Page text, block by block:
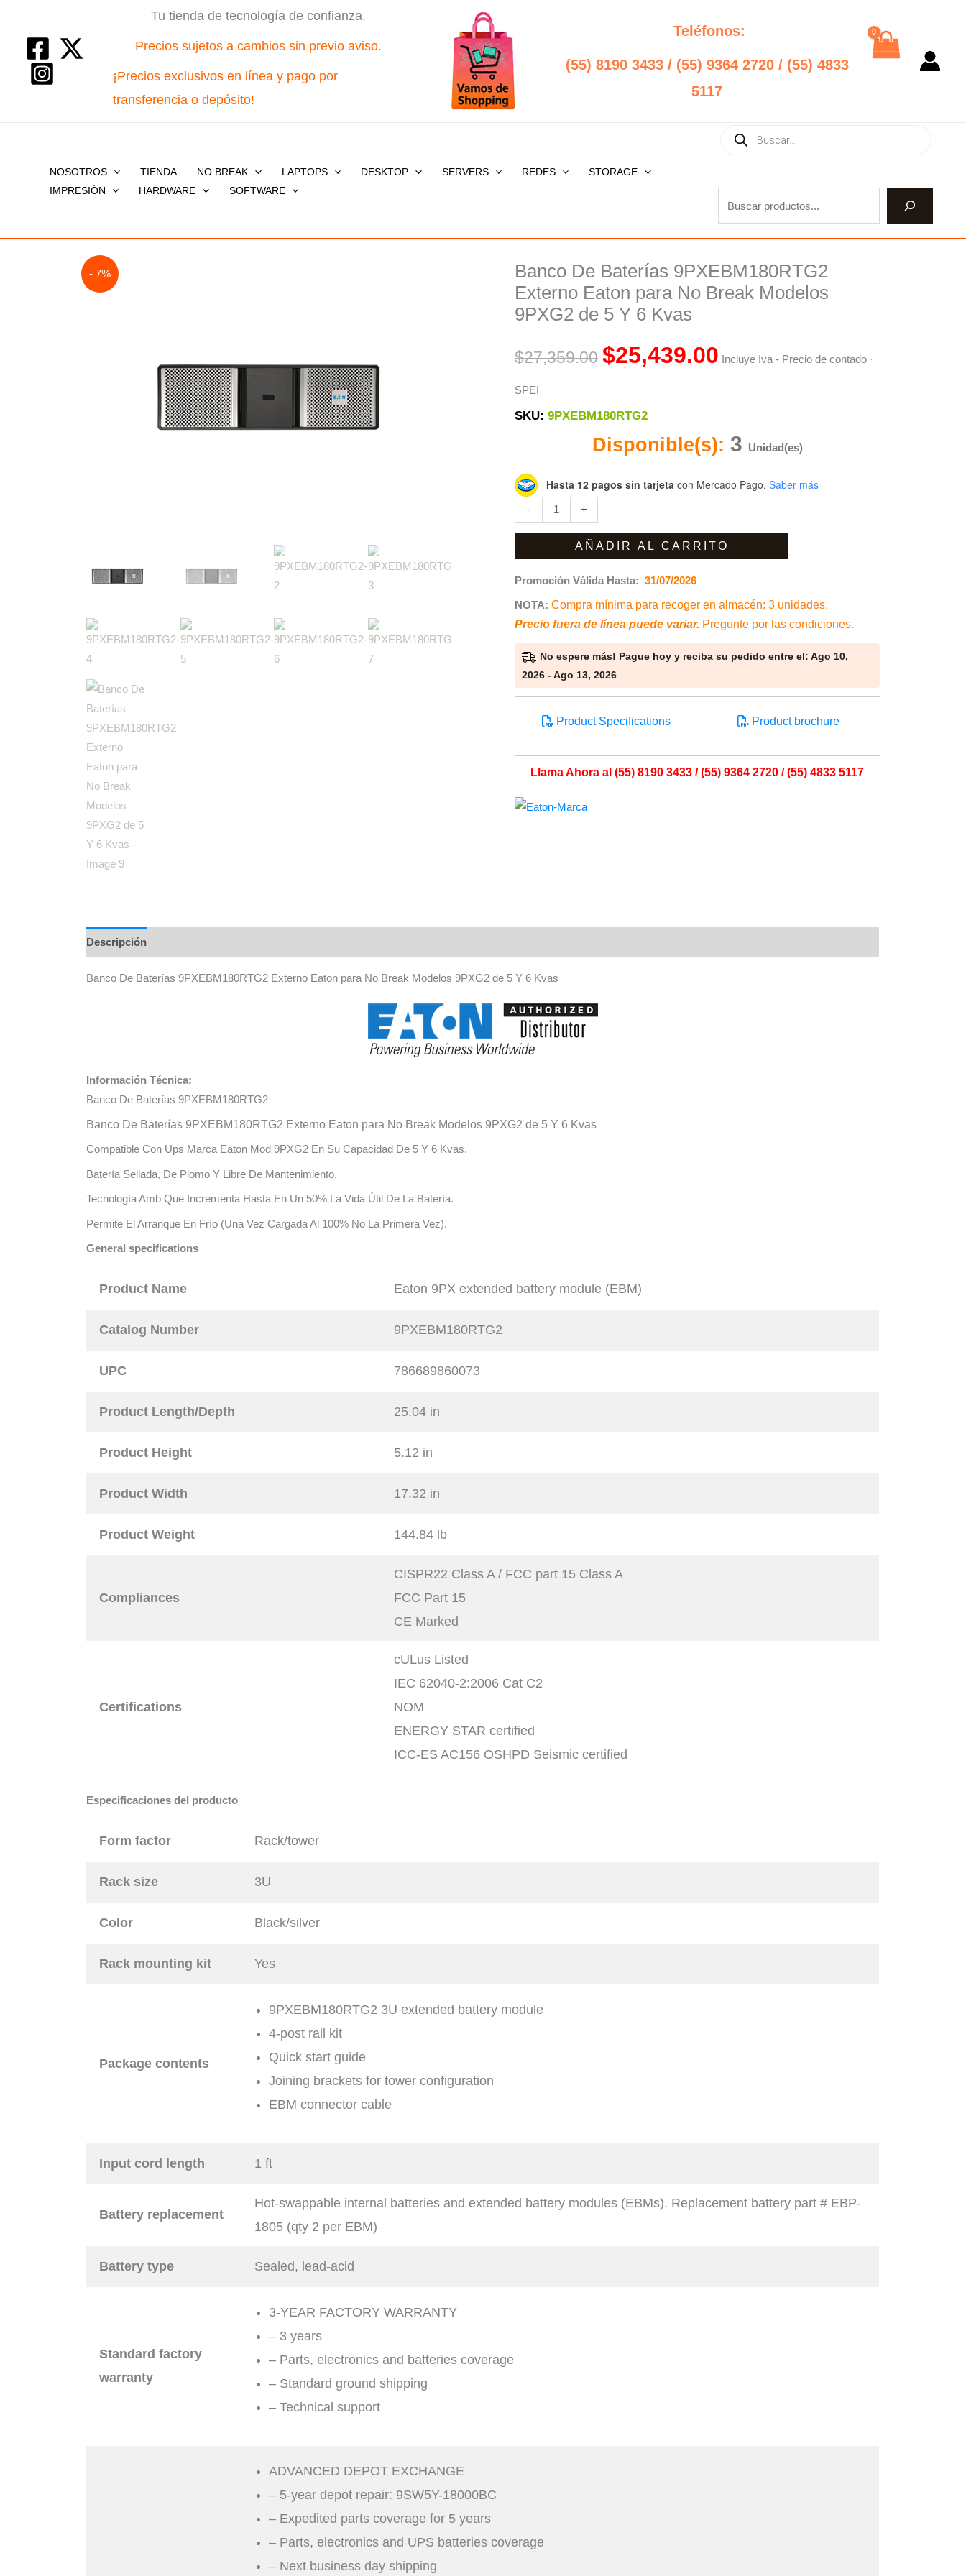
contenido
Tu tienda de tecnología de confianza.
Precios sujetos a cambios sin previo aviso.
¡Precios exclusivos en línea y pago por
transferencia o depósito!
Teléfonos:
(55) 8190 3433 / (55) 9364 2720 / (55) 4833
5117
NOSOTROS TIENDA NO BREAK LAPTOPS DESKTOP SERVERS REDES
STORAGE
IMPRESIÓN
HARDWARE SOFTWARE
search
Buscar
- 7%
Banco De Baterías 9PXEBM180RTG2
Externo Eaton para No Break Modelos
9PXG2 de 5 Y 6 Kvas
$27,359.00
Original
price
$27,359.00.
$25,439.00
Current
price
$25,439.00.
Incluye Iva - Precio de contado ·
SPEI
SKU:9PXEBM180RTG2
Disponible(s): 3 Unidad(es)
Hasta 12 pagos sin tarjeta con Mercado Pago. Saber más
-
Banco
De
Baterías
Eaton
para
de
Y
Kvas
cantidad
+
AÑADIR AL CARRITO
Promoción Válida Hasta: 31/07/2026
NOTA: Compra mínima para recoger en almacén: 3 unidades.
Precio fuera de línea puede variar. Pregunte por las condiciones.
No espere más! Pague hoy y reciba su pedido entre el: Ago 10,
2026 - Ago 13, 2026
Product Specifications Product brochure
Llama Ahora al (55) 8190 3433 / (55) 9364 2720 / (55) 4833 5117
Descripción
Banco De Baterías 9PXEBM180RTG2 Externo Eaton para No Break Modelos 9PXG2 de 5 Y 6 Kvas
Información Técnica:
Banco De Baterías 9PXEBM180RTG2
Banco De Baterías 9PXEBM180RTG2 Externo Eaton para No Break Modelos 9PXG2 de 5 Y 6 Kvas
Compatible Con Ups Marca Eaton Mod 9PXG2 En Su Capacidad De 5 Y 6 Kvas.
Batería Sellada, De Plomo Y Libre De Mantenimiento.
Tecnología Amb Que Incrementa Hasta En Un 50% La Vida Útil De La Batería.
Permite El Arranque En Frío (Una Vez Cargada Al 100% No La Primera Vez).
General specifications
Product Name Eaton 9PX extended battery module (EBM)
Catalog Number 9PXEBM180RTG2
UPC 786689860073
Product Length/Depth 25.04 in
Product Height 5.12 in
Product Width 17.32 in
Product Weight 144.84 lb
Compliances
CISPR22 Class A / FCC part 15 Class A
FCC Part 15
CE Marked
Certifications
cULus Listed
IEC 62040-2:2006 Cat C2
NOM
ENERGY STAR certified
ICC-ES AC156 OSHPD Seismic certified
Especificaciones del producto
Form factor Rack/tower
Rack size 3U
Color Black/silver
Rack mounting kit Yes
Package contents
9PXEBM180RTG2 3U extended battery module
4-post rail kit
Quick start guide
Joining brackets for tower configuration
EBM connector cable
Input cord length 1 ft
Battery replacement
Hot-swappable internal batteries and extended battery modules (EBMs). Replacement battery part # EBP-
1805 (qty 2 per EBM)
Battery type Sealed, lead-acid
Standard factory
warranty
3-YEAR FACTORY WARRANTY
– 3 years
– Parts, electronics and batteries coverage
– Standard ground shipping
– Technical support
ADVANCED DEPOT EXCHANGE
– 5-year depot repair: 9SW5Y-18000BC
– Expedited parts coverage for 5 years
– Parts, electronics and UPS batteries coverage
– Next business day shipping